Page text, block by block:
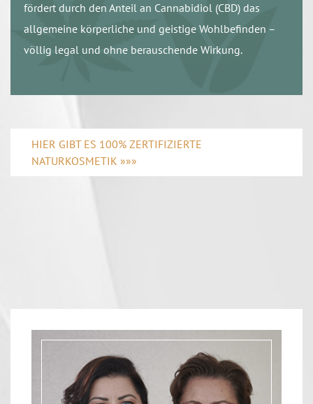
fördert durch den Anteil an Cannabidiol (CBD) das
allgemeine körperliche und geistige Wohlbefinden –
völlig legal und ohne berauschende Wirkung.
HIER GIBT ES 100% ZERTIFIZIERTE
NATURKOSMETIK »»»